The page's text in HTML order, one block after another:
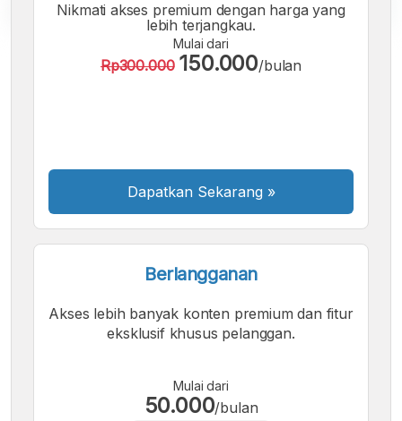
Font
A
Font
A
Font
Nikmati akses premium dengan harga yang
lebih terjangkau.
Mulai dari
Rp300.000 150.000/bulan
Dapatkan Sekarang »
Berlangganan
Akses lebih banyak konten premium dan fitur
eksklusif khusus pelanggan.
Mulai dari
50.000/bulan